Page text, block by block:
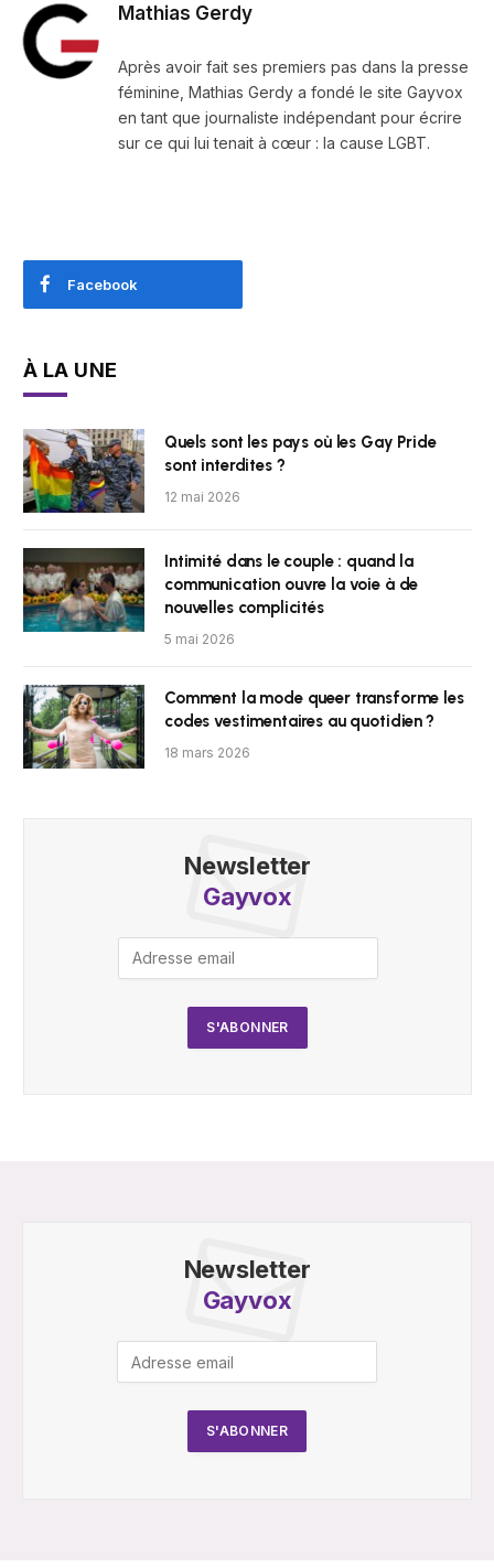
Mathias Gerdy
Après avoir fait ses premiers pas dans la presse
féminine, Mathias Gerdy a fondé le site Gayvox
en tant que journaliste indépendant pour écrire
sur ce qui lui tenait à cœur : la cause LGBT.
Facebook
À LA UNE
Quels sont les pays où les Gay Pride
sont interdites ?
12 mai 2026
Intimité dans le couple : quand la
communication ouvre la voie à de
nouvelles complicités
5 mai 2026
Comment la mode queer transforme les
codes vestimentaires au quotidien ?
18 mars 2026
Newsletter
Gayvox
Newsletter
Gayvox